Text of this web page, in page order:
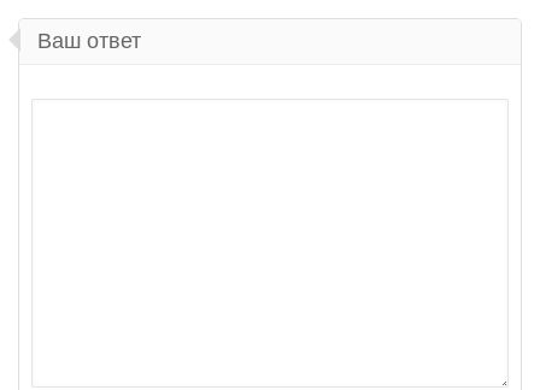
Ваш ответ